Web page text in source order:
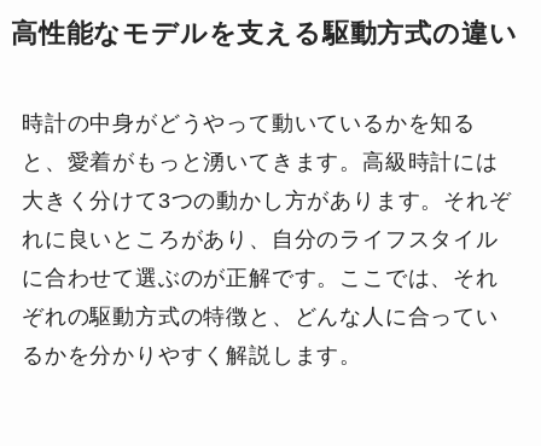
高性能なモデルを支える駆動方式の違い
時計の中身がどうやって動いているかを知る
と、愛着がもっと湧いてきます。高級時計には
大きく分けて3つの動かし方があります。それぞ
れに良いところがあり、自分のライフスタイル
に合わせて選ぶのが正解です。ここでは、それ
ぞれの駆動方式の特徴と、どんな人に合ってい
るかを分かりやすく解説します。